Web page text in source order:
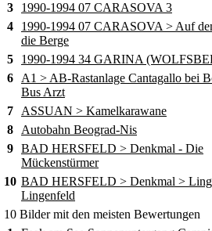
3
1990-1994 07 CARASOVA 3
4
1990-1994 07 CARASOVA > Auf
die Berge
5
1990-1994 34 GARINA
6
A1 > AB-Rastanlage Cantagallo bei
Bus Arzt
7
ASSUAN > Kamelkarawane
8
Autobahn Beograd-Nis
9 BAD HERSFELD > Denkmal - Die
Mückenstürmer
10 BAD HERSFELD > Denkmal >
Lingenfeld
10 Bilder mit den meisten Bewertungen